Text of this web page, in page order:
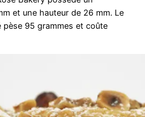
et une hauteur de 26 mm. Le
pèse 95 grammes et coûte